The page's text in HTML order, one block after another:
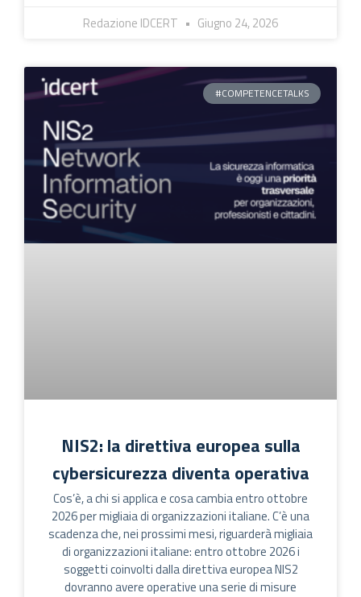
Redazione IDCERT Giugno 24, 2026
#COMPETENCETALKS
NIS2: la direttiva europea sulla
cybersicurezza diventa operativa
Cos’è, a chi si applica e cosa cambia entro ottobre
2026 per migliaia di organizzazioni italiane. C’è una
scadenza che, nei prossimi mesi, riguarderà migliaia
di organizzazioni italiane: entro ottobre 2026 i
soggetti coinvolti dalla direttiva europea NIS2
dovranno avere operative una serie di misure